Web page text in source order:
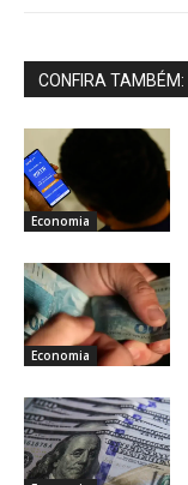
CONFIRA TAMBÉM:
Economia
Economia